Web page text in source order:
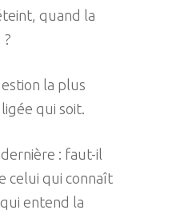
quand la
?
la plus
qui soit.
: faut-il
celui qui connaît
entend la